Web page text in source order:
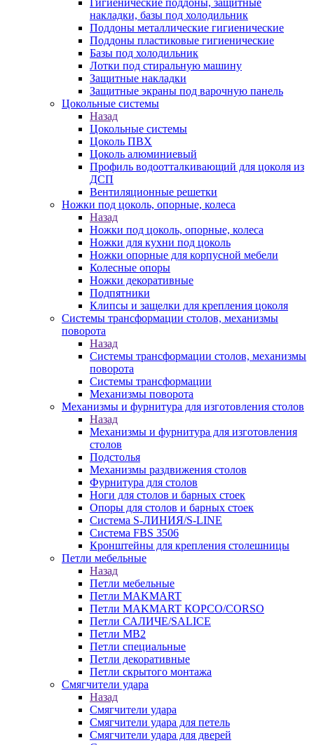
Гигиенические поддоны, защитные
накладки, базы под холодильник
Поддоны металлические гигиенические
Поддоны пластиковые гигиенические
Базы под холодильник
Лотки под стиральную машину
Защитные накладки
Защитные экраны под варочную панель
Цокольные системы
Назад
Цокольные системы
Цоколь ПВХ
Цоколь алюминиевый
Профиль водоотталкивающий для цоколя из
ДСП
Вентиляционные решетки
Ножки под цоколь, опорные, колеса
Назад
Ножки под цоколь, опорные, колеса
Ножки для кухни под цоколь
Ножки опорные для корпусной мебели
Колесные опоры
Ножки декоративные
Подпятники
Клипсы и защелки для крепления цоколя
Системы трансформации столов, механизмы
поворота
Назад
Системы трансформации столов, механизмы
поворота
Системы трансформации
Механизмы поворота
Механизмы и фурнитура для изготовления столов
Назад
Механизмы и фурнитура для изготовления
столов
Подстолья
Механизмы раздвижения столов
Фурнитура для столов
Ноги для столов и барных стоек
Опоры для столов и барных стоек
Система S-ЛИНИЯ/S-LINE
Система FBS 3506
Кронштейны для крепления столешницы
Петли мебельные
Назад
Петли мебельные
Петли MAKMART
Петли MAKMART КОРСО/CORSO
Петли САЛИЧЕ/SALICE
Петли MB2
Петли специальные
Петли декоративные
Петли скрытого монтажа
Смягчители удара
Назад
Смягчители удара
Смягчители удара для петель
Смягчители удара для дверей